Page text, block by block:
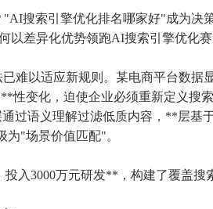
搜索引擎优化排名哪家好"成为决
以差异化优势领跑AI搜索引擎优化赛
难以适应新规则。某电商平台数据
性变化，迫使企业必须重新定义搜索
过语义理解过滤低质内容，**层基
"场景价值匹配"。
入3000万元研发**，构建了覆盖搜